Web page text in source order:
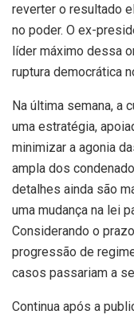
reverter o resultado
no poder. O ex-
líder máximo dessa
ruptura democrática
Na última semana, a
uma estratégia,
minimizar a agonia
ampla dos
detalhes ainda são
uma mudança na lei
Considerando o
progressão de
casos passariam a
Continua após a